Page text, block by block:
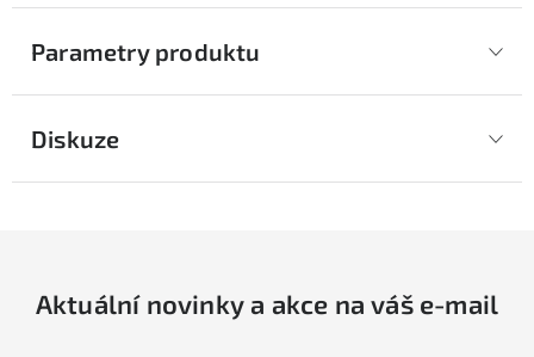
Parametry produktu
Diskuze
Aktuální novinky a akce na váš e-mail